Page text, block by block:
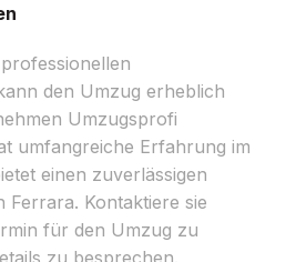
den Umzug erheblich
Umzugsprofi
umfangreiche Erfahrung im
einen zuverlässigen
Kontaktiere sie
für den Umzug zu
zu besprechen.